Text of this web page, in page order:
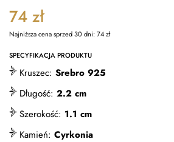
74 zł
Najniższa cena sprzed 30 dni:74zł
SPECYFIKACJA PRODUKTU
Kruszec: Srebro 925
Długość: 2.2 cm
Szerokość: 1.1 cm
Kamień: Cyrkonia